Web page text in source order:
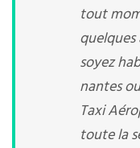
tout
soyez
nantes
Taxi
toute la